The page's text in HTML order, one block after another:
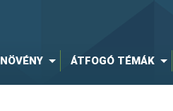
NÖVÉNY ÁTFOGÓ TÉMÁK